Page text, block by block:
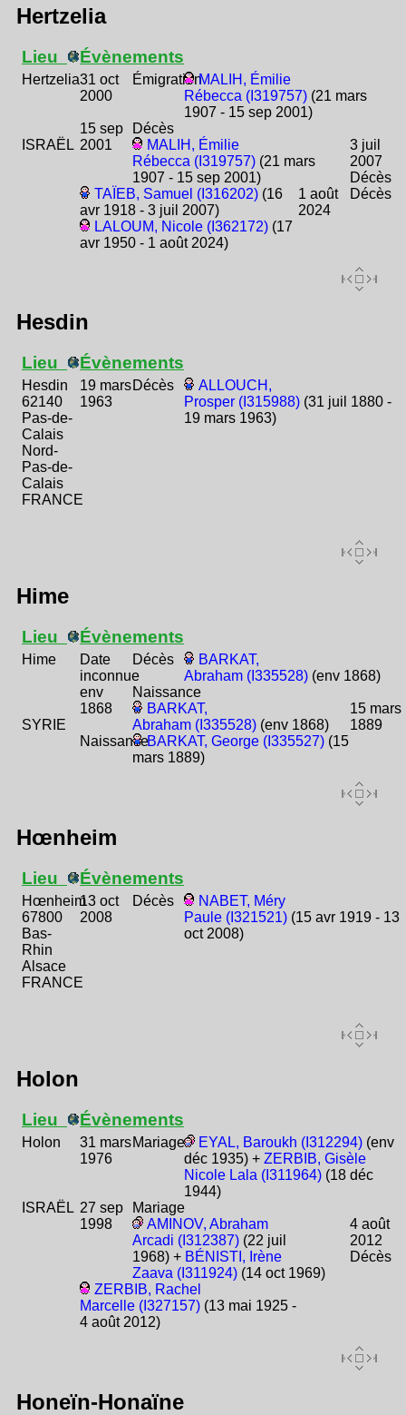
Hertzelia
Lieu
Hertzelia
ISRAËL
Évènements
31 oct
2000
ÉmigrationMALIH, Émilie
Rébecca (I319757) (21 mars
1907 - 15 sep 2001)
15 sep
2001
Décès
MALIH, Émilie
Rébecca (I319757)(21 mars
1907 - 15 sep 2001)
3 juil
2007
Décès
TAÏEB, Samuel (I316202) (16
avr 1918 - 3 juil 2007)
1 août
2024
Décès
LALOUM, Nicole (I362172) (17
avr 1950 - 1 août 2024)
Hesdin
Lieu
Hesdin
62140
Pas-de-
Calais
Nord-
Pas-de-
Calais
FRANCE
Évènements
19 mars
1963
Décès
ALLOUCH,
Prosper (I315988) (31 juil 1880 -
19 mars 1963)
Hime
Lieu
Hime
SYRIE
Évènements
Date
inconnue
Décès
BARKAT,
Abraham (I335528) (env 1868)
env
1868
Naissance
BARKAT,
Abraham (I335528)(env 1868)
15 mars
1889
NaissanceBARKAT, George (I335527)(15
mars 1889)
Hœnheim
Lieu
Hœnheim
67800
Bas-
Rhin
Alsace
FRANCE
Évènements
13 oct
2008
Décès
NABET, Méry
Paule (I321521) (15 avr 1919 - 13
oct 2008)
Holon
Lieu
Holon
ISRAËL
Évènements
31 mars
1976
Mariage EYAL, Baroukh (I312294) (env
déc 1935) +ZERBIB, Gisèle
Nicole Lala (I311964) (18 déc
1944)
27 sep
1998
Mariage
AMINOV, Abraham
Arcadi (I312387)(22 juil
1968) + BÉNISTI, Irène
Zaava (I311924)(14 oct 1969)
4 août
2012
Décès
ZERBIB, Rachel
Marcelle (I327157) (13 mai 1925 -
4 août 2012)
Honeïn-Honaïne